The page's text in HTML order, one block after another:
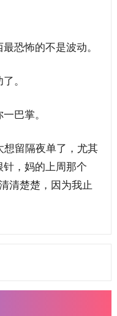
恐怖的不是波动。
。
巴掌。
想留隔夜单了，尤其
，妈的上周那个
清楚楚，因为我止